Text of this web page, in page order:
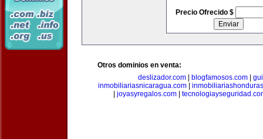
Precio Ofrecido $
Otros dominios en venta:
deslizador.com| blogfamosos.com|
inmobiliariasnicaragua.com|
joyasyregalos.com